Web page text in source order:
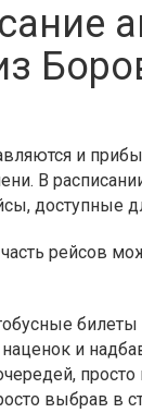
и
В
доступные
рейсов
и
выбрав в